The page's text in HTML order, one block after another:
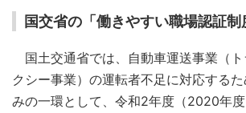
国交省の「働きやすい職場認証制
国土交通省では、自動車運送事業（ト
クシー事業）の運転者不足に対応する
みの一環として、令和2年度（2020年